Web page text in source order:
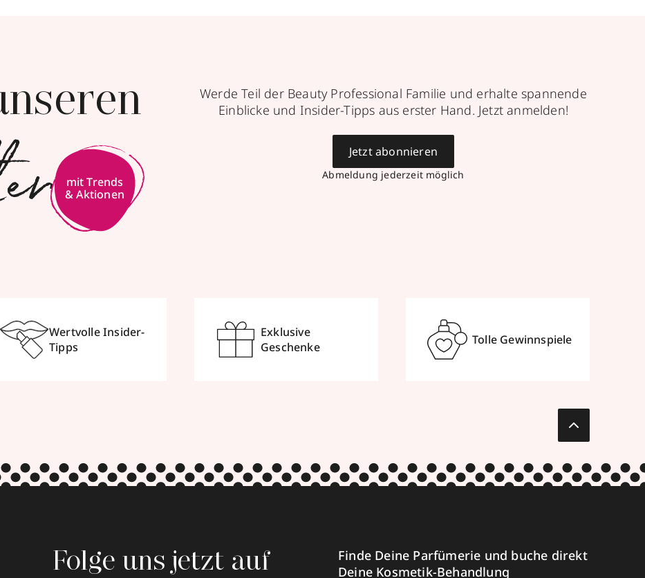
mit Trends
& Aktionen
Werde Teil der Beauty Professional Familie und erhalte spannende
Einblicke und Insider-Tipps aus erster Hand. Jetzt anmelden!
Abmeldung jederzeit möglich
Jetzt abonnieren
Wertvolle Insider-
Tipps
Exklusive
Geschenke
Tolle Gewinnspiele
Folge uns jetzt auf
Finde Deine Parfümerie und buche direkt
Deine Kosmetik-Behandlung